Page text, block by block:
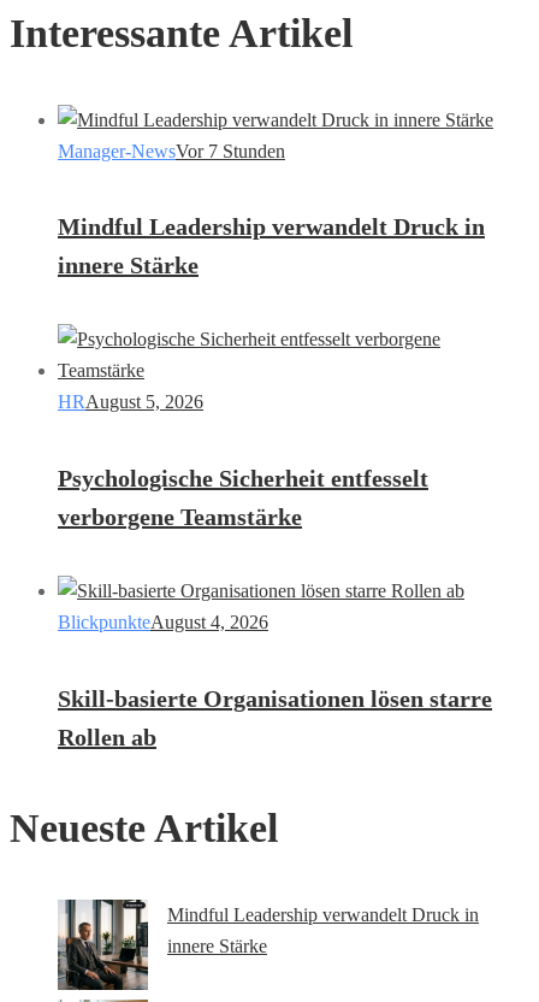
Interessante Artikel
Manager-NewsVor 7 Stunden
Mindful Leadership verwandelt Druck in
innere Stärke
HRAugust 5, 2026
Psychologische Sicherheit entfesselt
verborgene Teamstärke
BlickpunkteAugust 4, 2026
Skill-basierte Organisationen lösen starre
Rollen ab
Neueste Artikel
Mindful Leadership verwandelt Druck in
innere Stärke